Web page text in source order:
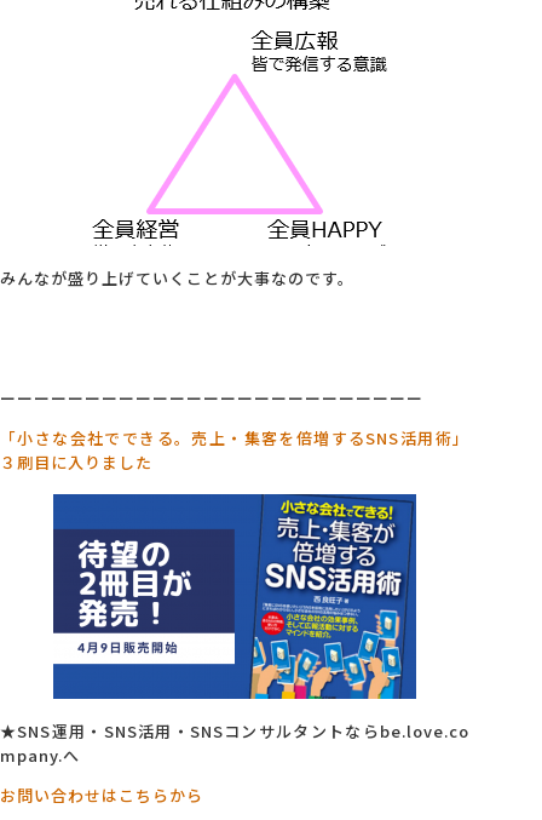
みんなが盛り上げていくことが大事なのです。
ーーーーーーーーーーーーーーーーーーーーーーーーー
「小さな会社でできる。売上・集客を倍増するSNS活用術」
３刷目に入りました
★SNS運用・SNS活用・SNSコンサルタントならbe.love.co
mpany.へ
お問い合わせはこちらから